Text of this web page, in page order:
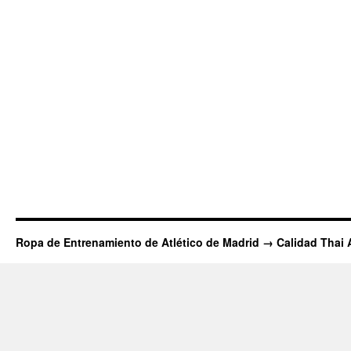
Ropa de Entrenamiento de Atlético de Madrid → Calidad Thai